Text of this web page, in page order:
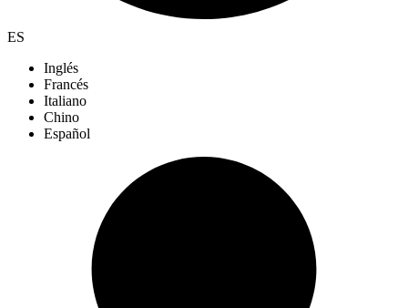
ES
Inglés
Francés
Italiano
Chino
Español